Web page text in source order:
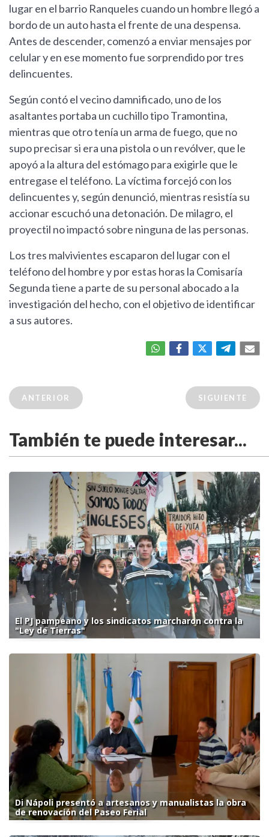
lugar en el barrio Ranqueles cuando un hombre llegó a
bordo de un auto hasta el frente de una despensa.
Antes de descender, comenzó a enviar mensajes por
celular y en ese momento fue sorprendido por tres
delincuentes.
Según contó el vecino damnificado, uno de los
asaltantes portaba un cuchillo tipo Tramontina,
mientras que otro tenía un arma de fuego, que no
supo precisar si era una pistola o un revólver, que le
apoyó a la altura del estómago para exigirle que le
entregase el teléfono. La víctima forcejó con los
delincuentes y, según denunció, mientras resistía su
accionar escuchó una detonación. De milagro, el
proyectil no impactó sobre ninguna de las personas.
Los tres malvivientes escaparon del lugar con el
teléfono del hombre y por estas horas la Comisaría
Segunda tiene a parte de su personal abocado a la
investigación del hecho, con el objetivo de identificar
a sus autores.
ANTERIOR SIGUIENTE
También te puede interesar...
El PJ pampeano y los sindicatos marcharon contra la
"Ley de Tierras"
Di Nápoli presentó a artesanos y manualistas la obra
de renovación del Paseo Ferial